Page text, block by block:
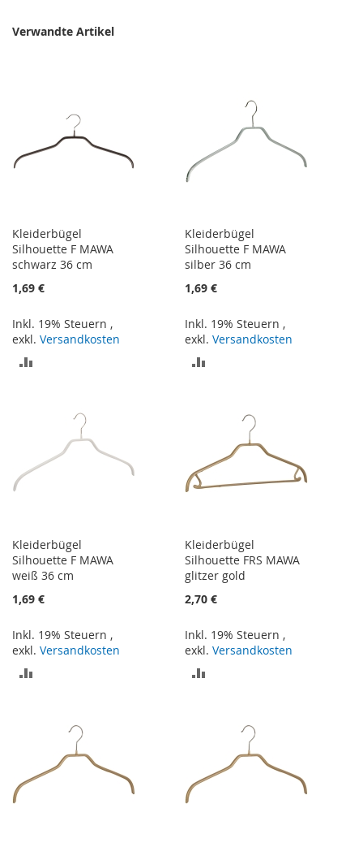
Verwandte Artikel
Kleiderbügel
Silhouette F MAWA
schwarz 36 cm
1,69 €
Inkl. 19% Steuern ,
exkl. Versandkosten
HINZUFÜGEN
Kleiderbügel
Silhouette F MAWA
silber 36 cm
1,69 €
Inkl. 19% Steuern ,
exkl.Versandkosten
HINZUFÜGEN
Kleiderbügel
Silhouette F MAWA
weiß 36 cm
1,69 €
Inkl. 19% Steuern ,
exkl. Versandkosten
HINZUFÜGEN
Kleiderbügel
Silhouette FRS MAWA
glitzer gold
2,70 €
Inkl. 19% Steuern ,
exkl.Versandkosten
HINZUFÜGEN